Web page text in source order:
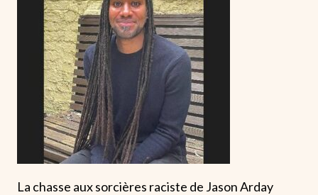
La chasse aux sorcières raciste de Jason Arday